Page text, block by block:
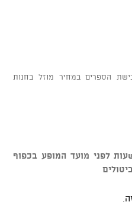
הספרים במחיר מוזל בחנות
לבטל כרטיסים עד 48 שעות לפני מועד המופע בכפוף